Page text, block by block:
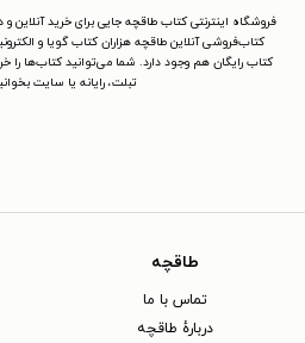
فروشگاه اینترنتی کتاب طاقچه جایی برای خرید آنلاین
کتاب‌فروشی آنلاین طاقچه هزاران کتاب گویا و
کتاب رایگان هم وجود دارد. شما می‌توانید کتاب‌ها را
تبلت، رایانه یا سایت
طاقچه
تماس با ما
دربارهٔ طاقچه